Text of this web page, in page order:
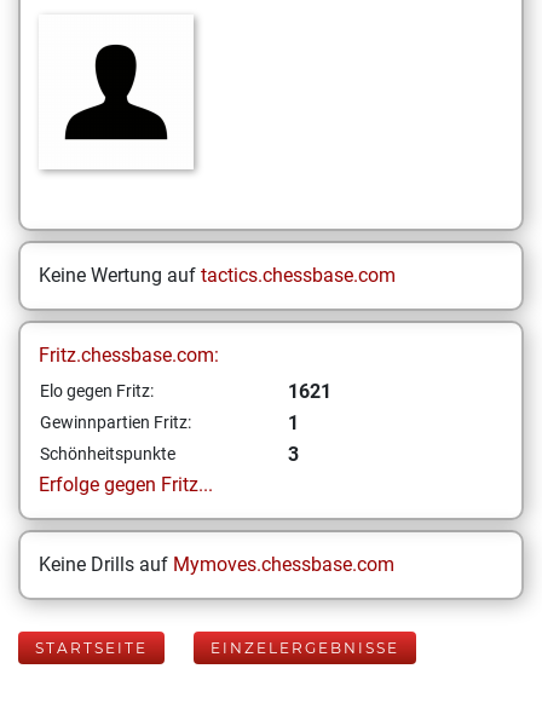
Keine Wertung auf tactics.chessbase.com
Fritz.chessbase.com:
Elo gegen Fritz: 1621
Gewinnpartien Fritz: 1
Schönheitspunkte
3
Erfolge gegen Fritz...
Keine Drills auf Mymoves.chessbase.com
STARTSEITE EINZELERGEBNISSE